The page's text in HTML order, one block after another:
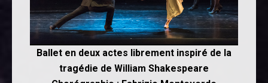
Ballet en deux actes librement inspiré de la
tragédie de William Shakespeare